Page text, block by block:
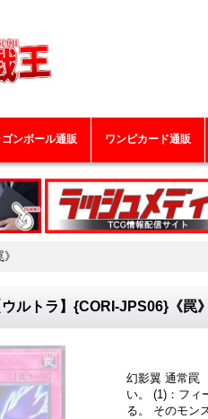
ゴンボール通販 ワンピカード通販
ルトラ】{CORI-JPS06}《罠》
幻影翼 通常罠
い。 (1)：フィ
る。 そのモン